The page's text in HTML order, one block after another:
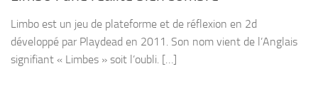
Limbo est un jeu de plateforme et de réflexion en 2d
développé par Playdead en 2011. Son nom vient de l’Anglais
signifiant « Limbes » soit l’oubli. […]